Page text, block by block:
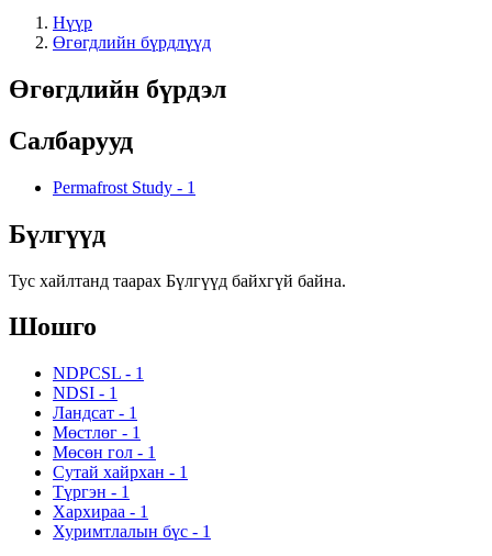
Нүүр
Өгөгдлийн бүрдлүүд
Өгөгдлийн бүрдэл
Салбарууд
Permafrost Study - 1
Бүлгүүд
Тус хайлтанд таарах Бүлгүүд байхгүй байна.
Шошго
NDPCSL - 1
NDSI - 1
Ландсат - 1
Мөстлөг - 1
Мөсөн гол - 1
Сутай хайрхан - 1
Түргэн - 1
Хархираа - 1
Хуримтлалын бүс - 1